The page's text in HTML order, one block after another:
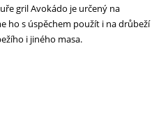
gril Avokádo je určený na
ho s úspěchem použít i na drůbeží
i jiného masa.